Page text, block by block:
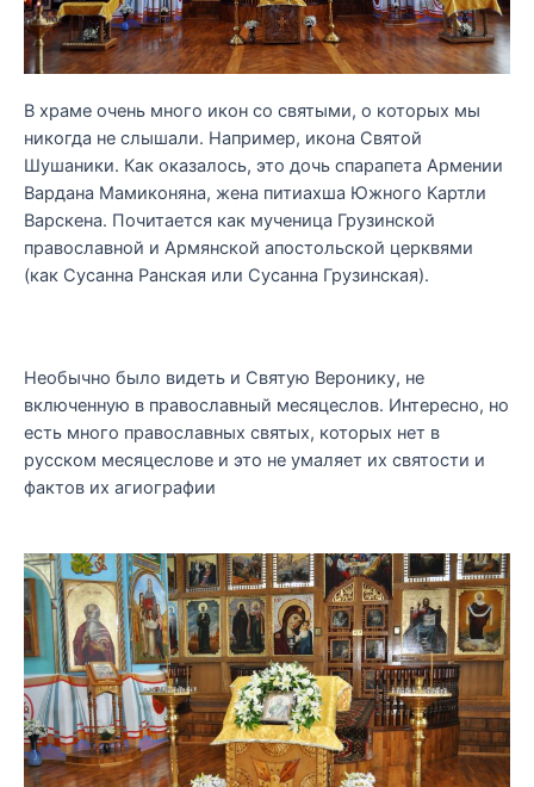
В храме очень много икон со святыми, о которых мы
никогда не слышали. Например, икона Святой
Шушаники. Как оказалось, это дочь спарапета Армении
Вардана Мамиконяна, жена питиахша Южного Картли
Варскена. Почитается как мученица Грузинской
православной и Армянской апостольской церквями
(как Сусанна Ранская или Сусанна Грузинская).
Необычно было видеть и Святую Веронику, не
включенную в православный месяцеслов. Интересно, но
есть много православных святых, которых нет в
русском месяцеслове и это не умаляет их святости и
фактов их агиографии